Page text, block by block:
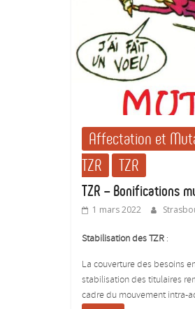
Affectation et
TZR
TZR
TZR – Bonifications
1 mars 2022
Stabilisation des TZR :
La couverture des besoins
stabilisation des titulaires
cadre du mouvement intra-